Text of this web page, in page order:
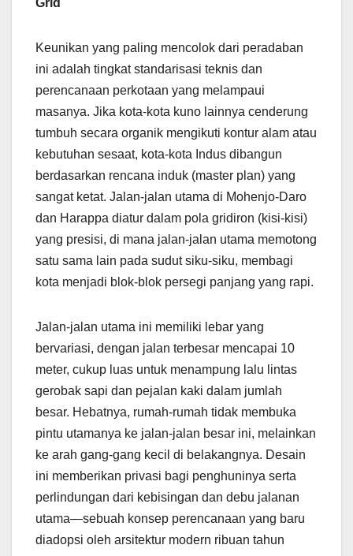
Grid
Keunikan yang paling mencolok dari peradaban
ini adalah tingkat standarisasi teknis dan
perencanaan perkotaan yang melampaui
masanya. Jika kota-kota kuno lainnya cenderung
tumbuh secara organik mengikuti kontur alam atau
kebutuhan sesaat, kota-kota Indus dibangun
berdasarkan rencana induk (master plan) yang
sangat ketat. Jalan-jalan utama di Mohenjo-Daro
dan Harappa diatur dalam pola gridiron (kisi-kisi)
yang presisi, di mana jalan-jalan utama memotong
satu sama lain pada sudut siku-siku, membagi
kota menjadi blok-blok persegi panjang yang rapi.
Jalan-jalan utama ini memiliki lebar yang
bervariasi, dengan jalan terbesar mencapai 10
meter, cukup luas untuk menampung lalu lintas
gerobak sapi dan pejalan kaki dalam jumlah
besar. Hebatnya, rumah-rumah tidak membuka
pintu utamanya ke jalan-jalan besar ini, melainkan
ke arah gang-gang kecil di belakangnya. Desain
ini memberikan privasi bagi penghuninya serta
perlindungan dari kebisingan dan debu jalanan
utama—sebuah konsep perencanaan yang baru
diadopsi oleh arsitektur modern ribuan tahun